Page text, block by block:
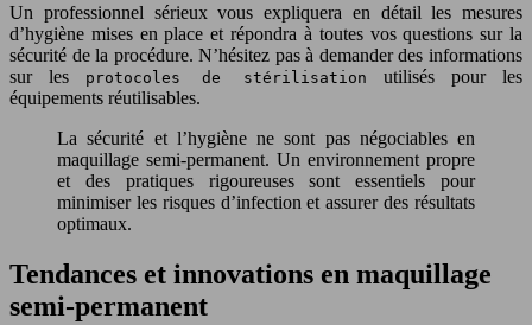
Un professionnel sérieux vous expliquera en détail les mesures
d’hygiène mises en place et répondra à toutes vos questions sur la
sécurité de la procédure. N’hésitez pas à demander des informations
sur les
protocoles de stérilisation
utilisés pour les
équipements réutilisables.
La sécurité et l’hygiène ne sont pas négociables en
maquillage semi-permanent. Un environnement propre
et des pratiques rigoureuses sont essentiels pour
minimiser les risques d’infection et assurer des résultats
optimaux.
Tendances et innovations en maquillage
semi-permanent